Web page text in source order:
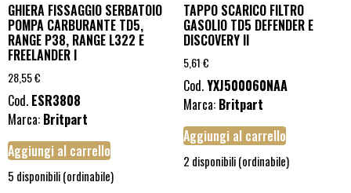
GHIERA FISSAGGIO SERBATOIO
POMPA CARBURANTE TD5,
RANGE P38, RANGE L322 E
FREELANDER I
28,55€
Cod. ESR3808
Marca: Britpart
Aggiungi al carrello
5 disponibili (ordinabile)
TAPPO SCARICO FILTRO
GASOLIO TD5 DEFENDER E
DISCOVERY II
5,61€
Cod.YXJ500060NAA
Marca: Britpart
Aggiungi al carrello
2 disponibili (ordinabile)